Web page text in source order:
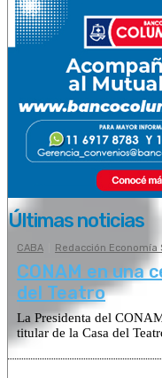
Últimas noticias
CABA Redacción Economía
CONAM en una
del Teatro
La Presidenta del
titular de la Casa del